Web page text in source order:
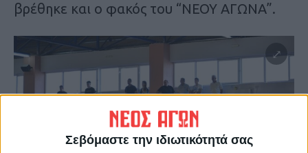
Σεβόμαστε την ιδιωτικότητά σας
βρέθηκε και ο φακός του “ΝΕΟΥ ΑΓΩΝΑ”.